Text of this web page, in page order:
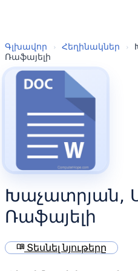
Գլխավոր › Հեղինակներ ›
Ռաֆայելի
Խաչատրյան,
Ռաֆայելի
menu_book Տեսնել նյութերը